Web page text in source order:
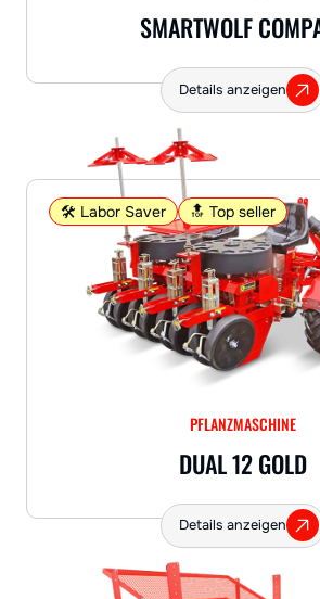
SMARTWOLF
Details anzeigen
🛠️ Labor Saver 🔝 Top seller
PFLANZMASCHINE
DUAL 12 GOLD
Details anzeigen